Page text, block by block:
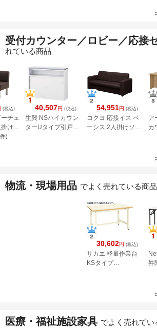
受付カウンター／ロビー／応接
れている商品
40,507円 (税込)
生興 NSハイカウン
ターUタイプ引戸・
54,951円 (税込)
コクヨ 応接イス ベ
ーシス 2人掛けソフ
ア
カ
(税込)
チェ
け
ウ
件)
物流・現場用品 でよく売れている商品
昇
30,602円 (税込)
サカエ 軽量作業台
KSタイプ
医療・福祉施設家具 でよく売れてい